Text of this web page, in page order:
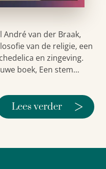
van der Braak,
van de religie, een
en zingeving.
boek, Een stem…
Lees verder >